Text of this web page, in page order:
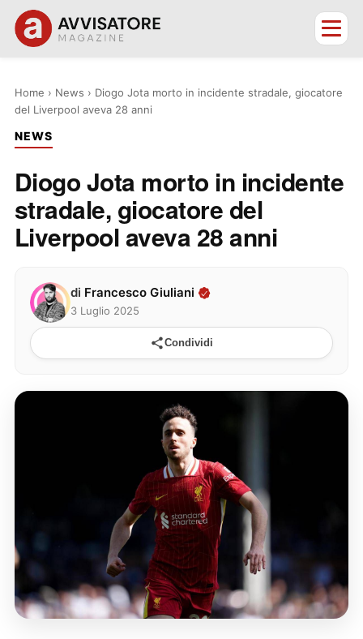
Home › News › Diogo Jota morto in incidente stradale, giocatore
del Liverpool aveva 28 anni
NEWS
Diogo Jota morto in incidente
stradale, giocatore del
Liverpool aveva 28 anni
di Francesco Giuliani
3 Luglio 2025
Condividi